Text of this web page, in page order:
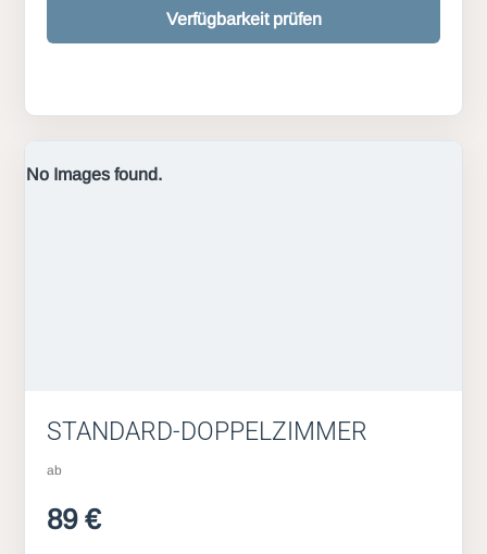
Verfügbarkeit prüfen
No Images found.
STANDARD-DOPPELZIMMER
ab
89 €